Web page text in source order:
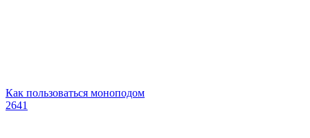
Как пользоваться моноподом
2641